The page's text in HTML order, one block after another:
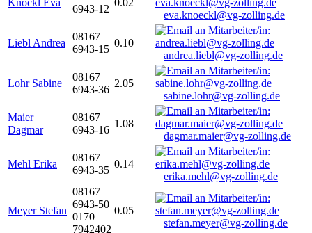
Knöckl Eva
6943-12
0.02
eva.knoeckl@vg-zolling.de
Liebl Andrea
08167
6943-15
0.10
andrea.liebl@vg-zolling.de
Lohr Sabine
08167
6943-36
2.05
sabine.lohr@vg-zolling.de
Maier
Dagmar
08167
6943-16
1.08
dagmar.maier@vg-zolling.de
Mehl Erika
08167
6943-35
0.14
erika.mehl@vg-zolling.de
Meyer Stefan
08167
6943-50
0170
7942402
0.05
stefan.meyer@vg-zolling.de